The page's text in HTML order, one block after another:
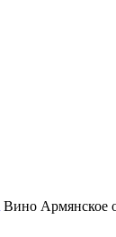
Вино Армянское